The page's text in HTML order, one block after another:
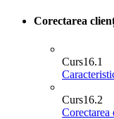
Corectarea
Curs16.1
Curs16.2